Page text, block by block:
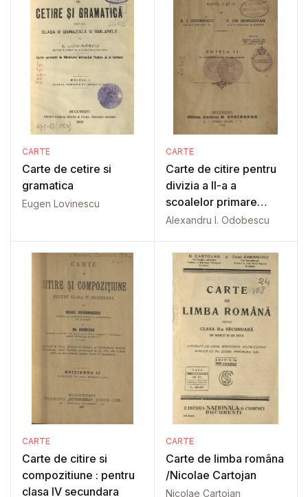
CARTE
Carte de cetire si
gramatica
Eugen Lovinescu
CARTE
Carte de citire pentru
divizia a II-a a
scoalelor primare
rurale
Alexandru I. Odobescu
CARTE
Carte de citire si
compozitiune : pentru
clasa IV secundara
CARTE
Carte de limba româna
/Nicolae Cartojan
Nicolae Cartojan